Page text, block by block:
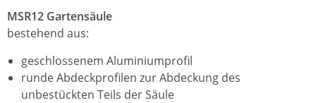
MSR12 Gartensäule
bestehend aus:
geschlossenem Aluminiumprofil
runde Abdeckprofilen zur Abdeckung des
unbestückten Teils der Säule